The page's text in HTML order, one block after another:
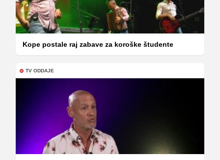
Kope postale raj zabave za koroške študente
TV ODDAJE